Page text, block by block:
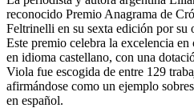
reconocido Premio Anagrama de
Feltrinelli en su sexta edición por su
Este premio celebra la excelencia
en idioma castellano, con una
Viola fue escogida de entre 129
afirmándose como un ejemplo
en español.